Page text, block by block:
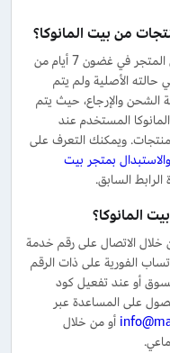
من بيت المانوكا؟
نعم، يمكنك إرجاع أو استبدال المنتجات من المتجر في غضون 7 أيام من
حالته الأصلية ولم يتم
الشحن والإرجاع، حيث يتم
المستخدم عند
ويمكنك التعرف على
بمتجر بيت
السابق.
المانوكا؟
الاتصال على رقم خدمة
عبر رسائل واتساب الفورية على ذات الرقم
أو عند تفعيل كود
على المساعدة عبر
أو من خلال